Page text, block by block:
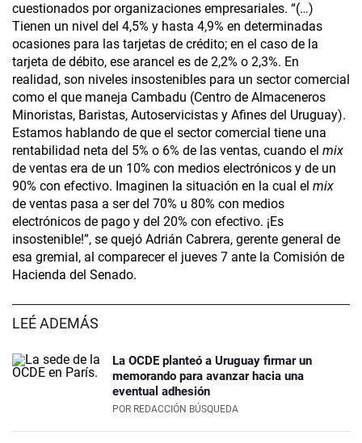
cuestionados por organizaciones empresariales. “(…)
Tienen un nivel del 4,5% y hasta 4,9% en determinadas
ocasiones para las tarjetas de crédito; en el caso de la
tarjeta de débito, ese arancel es de 2,2% o 2,3%. En
realidad, son niveles insostenibles para un sector comercial
como el que maneja Cambadu (Centro de Almaceneros
Minoristas, Baristas, Autoservicistas y Afines del Uruguay).
Estamos hablando de que el sector comercial tiene una
rentabilidad neta del 5% o 6% de las ventas, cuando el mix
de ventas era de un 10% con medios electrónicos y de un
90% con efectivo. Imaginen la situación en la cual el mix
de ventas pasa a ser del 70% u 80% con medios
electrónicos de pago y del 20% con efectivo. ¡Es
insostenible!”, se quejó Adrián Cabrera, gerente general de
esa gremial, al comparecer el jueves 7 ante la Comisión de
Hacienda del Senado.
LEÉ ADEMÁS
La OCDE planteó a Uruguay firmar un
memorando para avanzar hacia una
eventual adhesión
POR REDACCIÓN BÚSQUEDA